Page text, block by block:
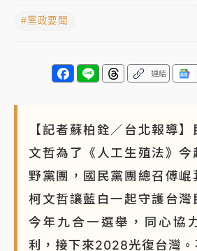
#黨政要聞
連結
【記者蘇柏銓／台北報導
文哲為了《人工生殖法》今
野黨團，國民黨團總召傅崐
柯文哲讓藍白一起守護台灣
今年九合一選舉，同心協
利，接下來2028光復台灣